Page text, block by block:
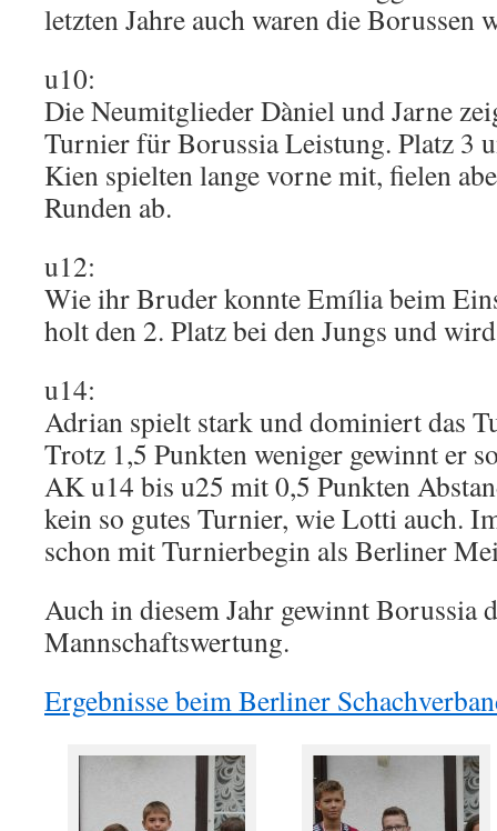
letzten Jahre auch waren die Borussen
u10:
Die Neumitglieder Dàniel und Jarne
Turnier für Borussia Leistung. Platz 3
Kien spielten lange vorne mit, fielen
Runden ab.
u12:
Wie ihr Bruder konnte Emília beim
holt den 2. Platz bei den Jungs und
u14:
Adrian spielt stark und dominiert das
Trotz 1,5 Punkten weniger gewinnt er
AK u14 bis u25 mit 0,5 Punkten
kein so gutes Turnier, wie Lotti auch.
schon mit Turnierbegin als Berliner
Auch in diesem Jahr gewinnt Borussia
Mannschaftswertung.
Ergebnisse beim Berliner